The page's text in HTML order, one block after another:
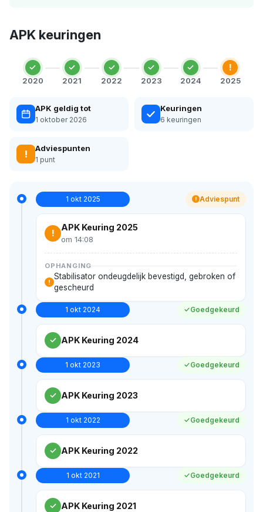
APK keuringen
2020 2021 2022 2023 2024
!
2025
APK geldig tot
1 oktober 2026
Keuringen
6 keuringen
! Adviespunten
1 punt
1 okt 2025 ! Adviespunt
!
APK Keuring 2025
om 14:08
OPHANGING
!
Stabilisator ondeugdelijk bevestigd, gebroken of
gescheurd
1 okt 2024 Goedgekeurd
APK Keuring 2024
1 okt 2023 Goedgekeurd
APK Keuring 2023
1 okt 2022 Goedgekeurd
APK Keuring 2022
1 okt 2021 Goedgekeurd
APK Keuring 2021